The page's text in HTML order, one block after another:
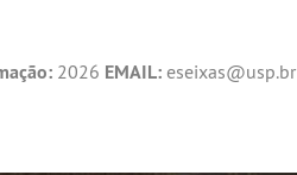
2026 EMAIL: eseixas@usp.br